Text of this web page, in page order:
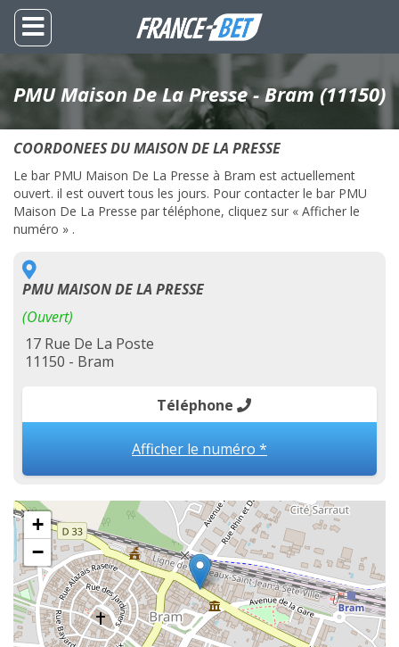
PMU Maison De La Presse - Bram (11150)
COORDONEES DU MAISON DE LA PRESSE
Le bar PMU Maison De La Presse à Bram est actuellement
ouvert. il est ouvert tous les jours. Pour contacter le bar PMU
Maison De La Presse par téléphone, cliquez sur « Afficher le
numéro » .
PMU MAISON DE LA PRESSE
(Ouvert)
17 Rue De La Poste
11150 - Bram
Téléphone
Afficher le numéro *
+
−